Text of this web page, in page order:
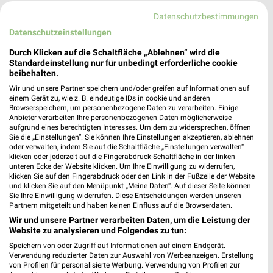
Kaufland Ritterhude
Rosenhügel 5
27721 Ritterhude
Heute 08:00 - 21:30 Uhr | Geöffnet
323,79 km • Angebote: 2 Prospekte
Kaufland Bremen
Sebaldsbrücker Heerstraße 155
28309 Bremen
Heute 07:00 - 22:00 Uhr | Geöffnet
Datenschutzbestimmungen
Datenschutzeinstellungen
Durch Klicken auf die Schaltfläche „Ablehnen“ wird die
Standardeinstellung nur für unbedingt erforderliche cookie
beibehalten.
Wir und unsere Partner speichern und/oder greifen auf Informationen auf
einem Gerät zu, wie z. B. eindeutige IDs in cookie und anderen
Browserspeichern, um personenbezogene Daten zu verarbeiten. Einige
Anbieter verarbeiten Ihre personenbezogenen Daten möglicherweise
aufgrund eines berechtigten Interesses. Um dem zu widersprechen, öffnen
Sie die „Einstellungen“. Sie können Ihre Einstellungen akzeptieren, ablehnen
oder verwalten, indem Sie auf die Schaltfläche „Einstellungen verwalten“
klicken oder jederzeit auf die Fingerabdruck-Schaltfläche in der linken
unteren Ecke der Website klicken. Um Ihre Einwilligung zu widerrufen,
klicken Sie auf den Fingerabdruck oder den Link in der Fußzeile der Website
und klicken Sie auf den Menüpunkt „Meine Daten“. Auf dieser Seite können
Sie Ihre Einwilligung widerrufen. Diese Entscheidungen werden unseren
Partnern mitgeteilt und haben keinen Einfluss auf die Browserdaten.
Wir und unsere Partner verarbeiten Daten, um die Leistung der
Website zu analysieren und Folgendes zu tun:
Speichern von oder Zugriff auf Informationen auf einem Endgerät.
Verwendung reduzierter Daten zur Auswahl von Werbeanzeigen. Erstellung
von Profilen für personalisierte Werbung. Verwendung von Profilen zur